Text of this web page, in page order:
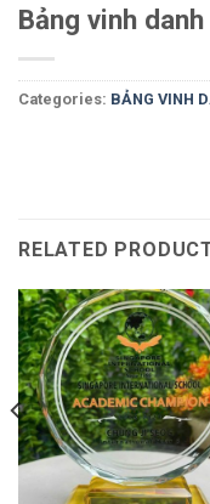
Bảng vinh
Categories: BẢNG VINH
RELATED